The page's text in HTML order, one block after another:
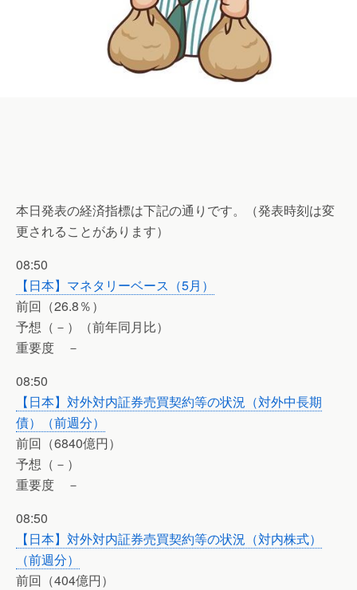
本日発表の経済指標は下記の通りです。（発表時刻は変
更されることがあります）
08:50
【日本】マネタリーベース（5月）
前回（26.8％）
予想（－）（前年同月比）
重要度 －
08:50
【日本】対外対内証券売買契約等の状況（対外中長期
債）（前週分）
前回（6840億円）
予想（－）
重要度 －
08:50
【日本】対外対内証券売買契約等の状況（対内株式）
（前週分）
前回（404億円）